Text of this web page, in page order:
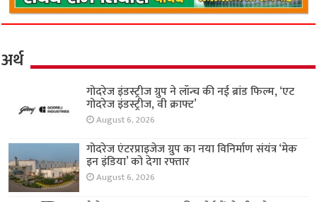
अर्थ
गोदरेज इंडस्ट्रीज ग्रुप ने लॉन्च की नई ब्रांड फिल्म, ‘एट
गोदरेज इंडस्ट्रीज, वी क्राफ्ट’
August 6, 2026
गोदरेज एंटरप्राइजेज ग्रुप का नया विनिर्माण संयंत्र ‘मेक
इन इंडिया’ को देगा रफ्तार
August 6, 2026